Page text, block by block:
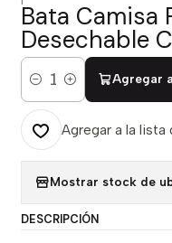
Bata Camisa
Desechable
Cantidad
Agregar
Agregar a la
Mostrar stock de
DESCRIPCIÓN